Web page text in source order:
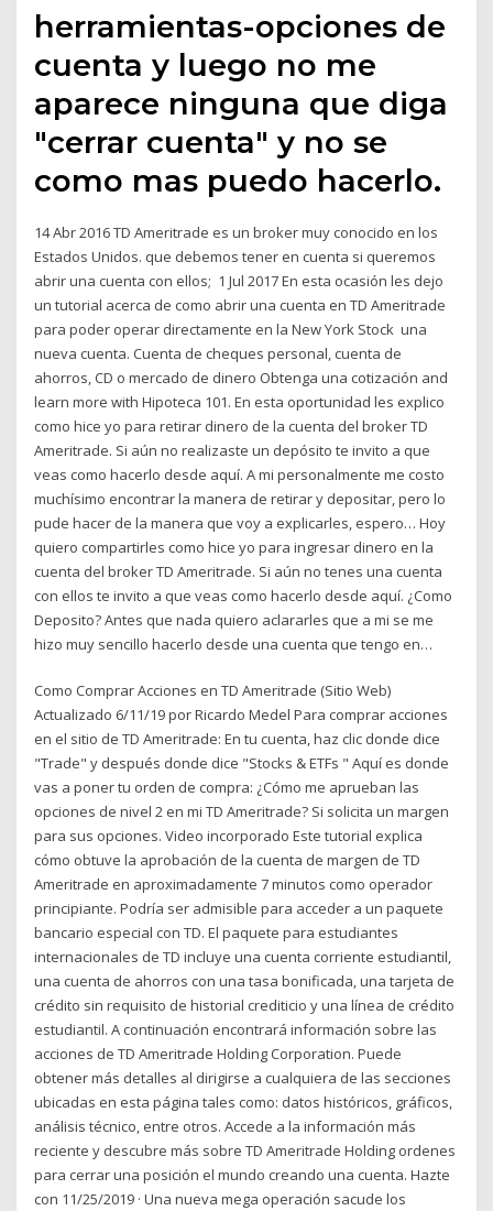
herramientas-opciones de
cuenta y luego no me
aparece ninguna que diga
"cerrar cuenta" y no se
como mas puedo hacerlo.
14 Abr 2016 TD Ameritrade es un broker muy conocido en los
Estados Unidos. que debemos tener en cuenta si queremos
abrir una cuenta con ellos; 1 Jul 2017 En esta ocasión les dejo
un tutorial acerca de como abrir una cuenta en TD Ameritrade
para poder operar directamente en la New York Stock una
nueva cuenta. Cuenta de cheques personal, cuenta de
ahorros, CD o mercado de dinero Obtenga una cotización and
learn more with Hipoteca 101. En esta oportunidad les explico
como hice yo para retirar dinero de la cuenta del broker TD
Ameritrade. Si aún no realizaste un depósito te invito a que
veas como hacerlo desde aquí. A mi personalmente me costo
muchísimo encontrar la manera de retirar y depositar, pero lo
pude hacer de la manera que voy a explicarles, espero… Hoy
quiero compartirles como hice yo para ingresar dinero en la
cuenta del broker TD Ameritrade. Si aún no tenes una cuenta
con ellos te invito a que veas como hacerlo desde aquí. ¿Como
Deposito? Antes que nada quiero aclararles que a mi se me
hizo muy sencillo hacerlo desde una cuenta que tengo en…
Como Comprar Acciones en TD Ameritrade (Sitio Web)
Actualizado 6/11/19 por Ricardo Medel Para comprar acciones
en el sitio de TD Ameritrade: En tu cuenta, haz clic donde dice
"Trade" y después donde dice "Stocks & ETFs " Aquí es donde
vas a poner tu orden de compra: ¿Cómo me aprueban las
opciones de nivel 2 en mi TD Ameritrade? Si solicita un margen
para sus opciones. Video incorporado Este tutorial explica
cómo obtuve la aprobación de la cuenta de margen de TD
Ameritrade en aproximadamente 7 minutos como operador
principiante. Podría ser admisible para acceder a un paquete
bancario especial con TD. El paquete para estudiantes
internacionales de TD incluye una cuenta corriente estudiantil,
una cuenta de ahorros con una tasa bonificada, una tarjeta de
crédito sin requisito de historial crediticio y una línea de crédito
estudiantil. A continuación encontrará información sobre las
acciones de TD Ameritrade Holding Corporation. Puede
obtener más detalles al dirigirse a cualquiera de las secciones
ubicadas en esta página tales como: datos históricos, gráficos,
análisis técnico, entre otros. Accede a la información más
reciente y descubre más sobre TD Ameritrade Holding ordenes
para cerrar una posición el mundo creando una cuenta. Hazte
con 11/25/2019 · Una nueva mega operación sacude los